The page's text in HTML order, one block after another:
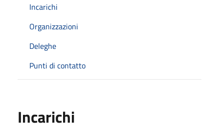
Incarichi
Organizzazioni
Deleghe
Punti di contatto
Incarichi